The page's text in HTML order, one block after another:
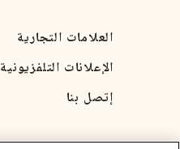
العلامات التجارية
الإعلانات التلفزيونية
إتصل بنا